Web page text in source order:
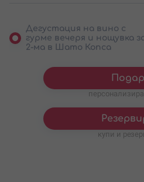
Дегустация на вино с
гурме вечеря и нощувка
2-ма в Шато Копса
купи и